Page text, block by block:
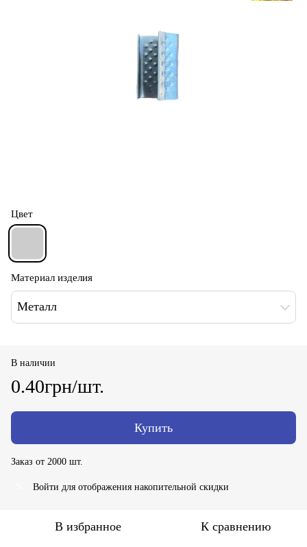
Цвет
Материал изделия
Металл
В наличии
0.40грн/шт.
Купить
Заказ от 2000 шт.
Войти для отображения накопительной скидки
В избранное К сравнению